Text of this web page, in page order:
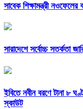
সাবেক শিক্ষামন্ত্রী
সারাদেশে সর্বোচ্চ সতর্কতা
ইবিতে নবীন বরণে টানা ৮
স্কাউট